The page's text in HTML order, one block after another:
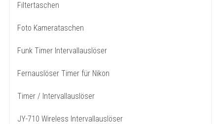
Filtertaschen
Foto Kamerataschen
Funk Timer Intervallauslöser
Fernauslöser Timer für Nikon
Timer / Intervallauslöser
JY-710 Wireless Intervallauslöser